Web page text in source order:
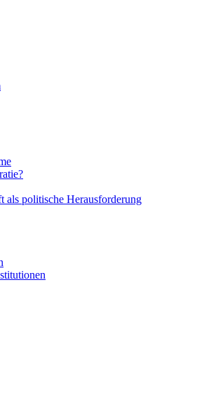
als politische Herausforderung